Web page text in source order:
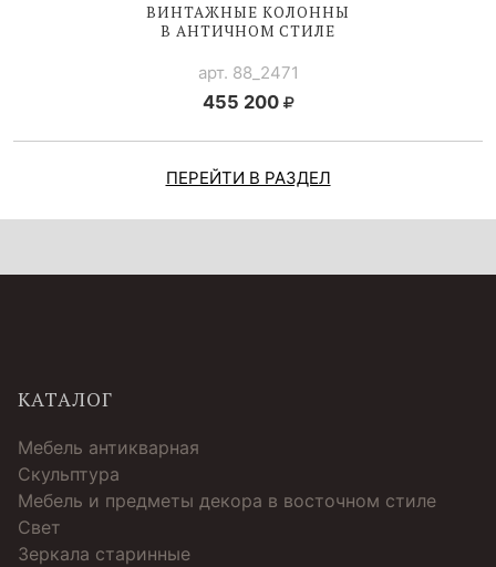
ВИНТАЖНЫЕ КОЛОННЫ
В АНТИЧНОМ СТИЛЕ
арт. 88_2471
455 200
ПЕРЕЙТИ В РАЗДЕЛ
КАТАЛОГ
Мебель антикварная
Скульптура
Мебель и предметы декора в восточном стиле
Свет
Зеркала старинные